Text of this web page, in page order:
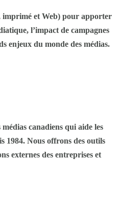
imprimé et Web) pour apporter
l’impact de campagnes
enjeux du monde des médias.
canadiens qui aide les
1984. Nous offrons des outils
externes des entreprises et